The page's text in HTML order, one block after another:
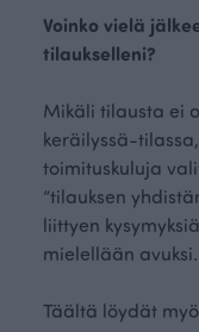
Voinko vielä
tilaukselleni?
Mikäli tilausta ei
keräilyssä-
toimituskuluja
”tilauksen
liittyen
mielellään avuksi.
Täältä löydät